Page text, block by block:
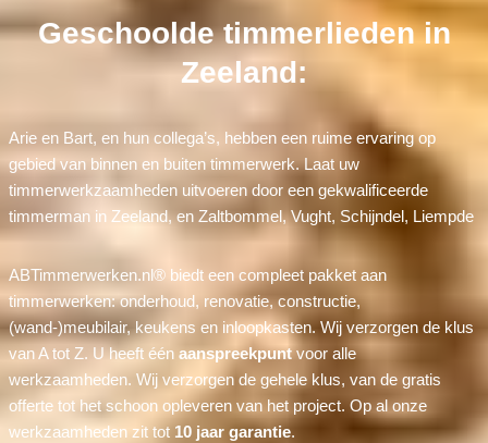
Geschoolde timmerlieden in
Zeeland:
Arie en Bart, en hun collega’s, hebben een ruime ervaring op
gebied van binnen en buiten timmerwerk. Laat uw
timmerwerkzaamheden uitvoeren door een gekwalificeerde
timmerman in Zeeland, en Zaltbommel, Vught, Schijndel, Liempde
ABTimmerwerken.nl® biedt een compleet pakket aan
timmerwerken: onderhoud, renovatie, constructie,
(wand-)meubilair, keukens en inloopkasten. Wij verzorgen de klus
van A tot Z. U heeft één aanspreekpuntvoor alle
werkzaamheden. Wij verzorgen de gehele klus, van de gratis
offerte tot het schoon opleveren van het project. Op al onze
werkzaamheden zit tot 10 jaar garantie.